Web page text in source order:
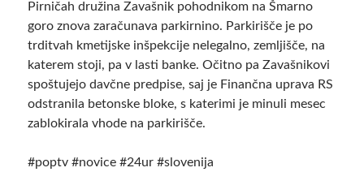
Pirničah družina Zavašnik pohodnikom na Šmarno
goro znova zaračunava parkirnino. Parkirišče je po
trditvah kmetijske inšpekcije nelegalno, zemljišče, na
katerem stoji, pa v lasti banke. Očitno pa Zavašnikovi
spoštujejo davčne predpise, saj je Finančna uprava RS
odstranila betonske bloke, s katerimi je minuli mesec
zablokirala vhode na parkirišče.
#poptv #novice #24ur #slovenija